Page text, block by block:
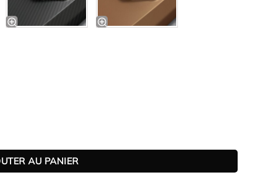
Astra K hatchback / Sports Tourer (facelift) (2019-2021)
AU PANIER